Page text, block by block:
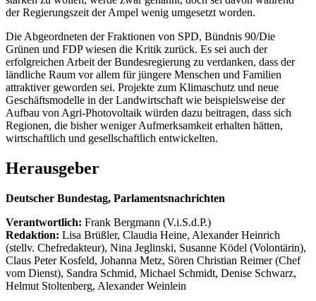
der Regierungszeit der Ampel wenig umgesetzt worden.
Die Abgeordneten der Fraktionen von SPD, Bündnis 90/Die
Grünen und FDP wiesen die Kritik zurück. Es sei auch der
erfolgreichen Arbeit der Bundesregierung zu verdanken, dass der
ländliche Raum vor allem für jüngere Menschen und Familien
attraktiver geworden sei. Projekte zum Klimaschutz und neue
Geschäftsmodelle in der Landwirtschaft wie beispielsweise der
Aufbau von Agri-Photovoltaik würden dazu beitragen, dass sich
Regionen, die bisher weniger Aufmerksamkeit erhalten hätten,
wirtschaftlich und gesellschaftlich entwickelten.
Herausgeber
Deutscher Bundestag, Parlamentsnachrichten
Verantwortlich: Frank Bergmann (V.i.S.d.P.)
Redaktion: Lisa Brüßler, Claudia Heine, Alexander Heinrich
(stellv. Chefredakteur), Nina Jeglinski, Susanne Ködel (Volontärin),
Claus Peter Kosfeld, Johanna Metz, Sören Christian Reimer (Chef
vom Dienst), Sandra Schmid, Michael Schmidt, Denise Schwarz,
Helmut Stoltenberg, Alexander Weinlein